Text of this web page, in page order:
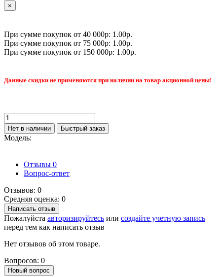
×
При сумме покупок от 40 000р: 1.00р.
При сумме покупок от 75 000р: 1.00р.
При сумме покупок от 150 000р: 1.00р.
Данные скидки не применяются при наличии на товар акционной цены!
Нет в наличии Быстрый заказ
Модель:
Отзывы 0
Вопрос-ответ
Отзывов: 0
Средняя оценка: 0
Написать отзыв
Пожалуйста авторизируйтесь или создайте учетную запись
перед тем как написать отзыв
Нет отзывов об этом товаре.
Вопросов: 0
Новый вопрос